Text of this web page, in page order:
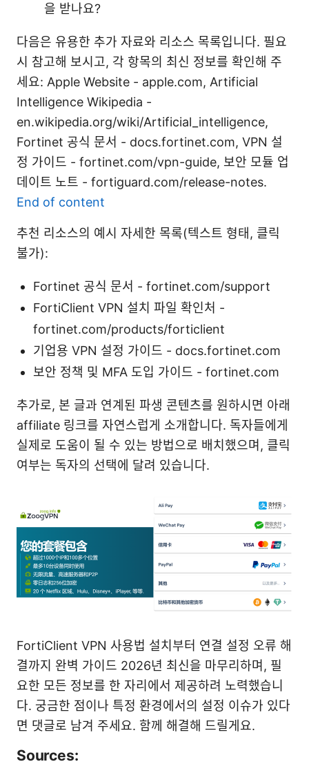
을 받나요?
다음은 유용한 추가 자료와 리소스 목록입니다. 필요
시 참고해 보시고, 각 항목의 최신 정보를 확인해 주
세요: Apple Website - apple.com, Artificial
Intelligence Wikipedia -
en.wikipedia.org/wiki/Artificial_intelligence,
Fortinet 공식 문서 - docs.fortinet.com, VPN 설
정 가이드 - fortinet.com/vpn-guide, 보안 모듈 업
데이트 노트 - fortiguard.com/release-notes.
End of content
추천 리소스의 예시 자세한 목록(텍스트 형태, 클릭
불가):
Fortinet 공식 문서 - fortinet.com/support
FortiClient VPN 설치 파일 확인처 -
fortinet.com/products/forticlient
기업용 VPN 설정 가이드 - docs.fortinet.com
보안 정책 및 MFA 도입 가이드 - fortinet.com
추가로, 본 글과 연계된 파생 콘텐츠를 원하시면 아래
affiliate 링크를 자연스럽게 소개합니다. 독자들에게
실제로 도움이 될 수 있는 방법으로 배치했으며, 클릭
여부는 독자의 선택에 달려 있습니다.
FortiClient VPN 사용법 설치부터 연결 설정 오류 해
결까지 완벽 가이드 2026년 최신을 마무리하며, 필
요한 모든 정보를 한 자리에서 제공하려 노력했습니
다. 궁금한 점이나 특정 환경에서의 설정 이슈가 있다
면 댓글로 남겨 주세요. 함께 해결해 드릴게요.
Sources: